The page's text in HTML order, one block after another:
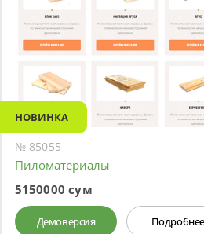
НОВИНКА
№ 85055
Пиломатериалы
5150000 сум
Демоверсия Подробнее